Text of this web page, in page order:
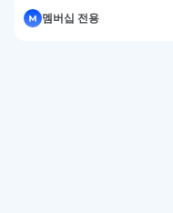
Three.js 강의
멤버십 전용